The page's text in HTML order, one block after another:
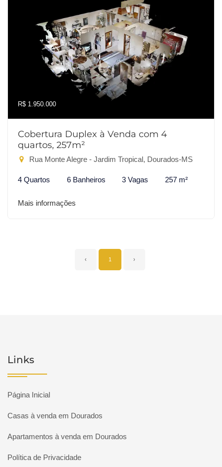
R$ 1.950.000
Cobertura Duplex à Venda com 4
quartos, 257m²
Rua Monte Alegre - Jardim Tropical, Dourados-MS
4 Quartos 6 Banheiros 3 Vagas 257 m²
Mais informações
‹ 1 ›
Links
Página Inicial
Casas à venda em Dourados
Apartamentos à venda em Dourados
Política de Privacidade